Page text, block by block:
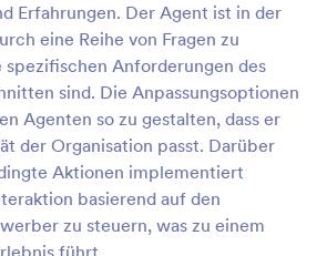
Erfahrungen. Der Agent ist in der
eine Reihe von Fragen zu
spezifischen Anforderungen des
sind. Die Anpassungsoptionen
Agenten so zu gestalten, dass er
der Organisation passt. Darüber
Aktionen implementiert
basierend auf den
zu steuern, was zu einem
führt.